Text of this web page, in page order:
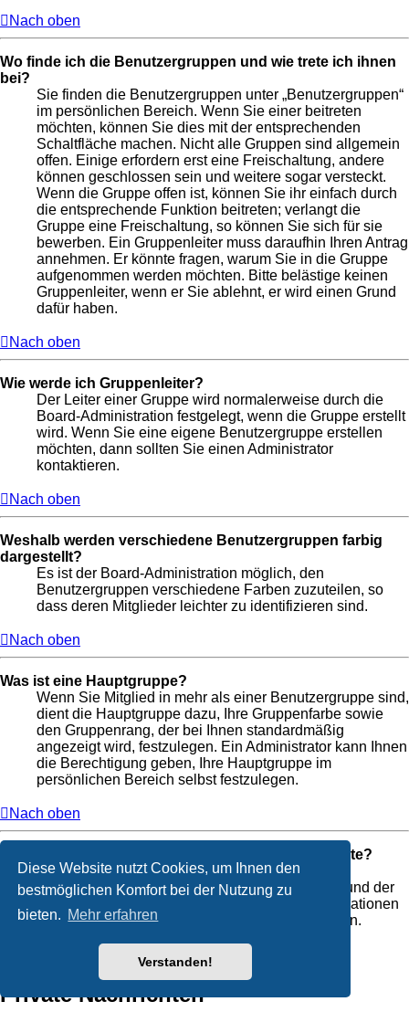
Diese Website nutzt Cookies, um Ihnen den
bestmöglichen Komfort bei der Nutzung zu
bieten. Mehr erfahren
Verstanden!
Nach oben
Wo finde ich die Benutzergruppen und wie trete ich ihnen
bei?
Sie finden die Benutzergruppen unter „Benutzergruppen“
im persönlichen Bereich. Wenn Sie einer beitreten
möchten, können Sie dies mit der entsprechenden
Schaltfläche machen. Nicht alle Gruppen sind allgemein
offen. Einige erfordern erst eine Freischaltung, andere
können geschlossen sein und weitere sogar versteckt.
Wenn die Gruppe offen ist, können Sie ihr einfach durch
die entsprechende Funktion beitreten; verlangt die
Gruppe eine Freischaltung, so können Sie sich für sie
bewerben. Ein Gruppenleiter muss daraufhin Ihren Antrag
annehmen. Er könnte fragen, warum Sie in die Gruppe
aufgenommen werden möchten. Bitte belästige keinen
Gruppenleiter, wenn er Sie ablehnt, er wird einen Grund
dafür haben.
Nach oben
Wie werde ich Gruppenleiter?
Der Leiter einer Gruppe wird normalerweise durch die
Board-Administration festgelegt, wenn die Gruppe erstellt
wird. Wenn Sie eine eigene Benutzergruppe erstellen
möchten, dann sollten Sie einen Administrator
kontaktieren.
Nach oben
Weshalb werden verschiedene Benutzergruppen farbig
dargestellt?
Es ist der Board-Administration möglich, den
Benutzergruppen verschiedene Farben zuzuteilen, so
dass deren Mitglieder leichter zu identifizieren sind.
Nach oben
Was ist eine Hauptgruppe?
Wenn Sie Mitglied in mehr als einer Benutzergruppe sind,
dient die Hauptgruppe dazu, Ihre Gruppenfarbe sowie
den Gruppenrang, der bei Ihnen standardmäßig
angezeigt wird, festzulegen. Ein Administrator kann Ihnen
die Berechtigung geben, Ihre Hauptgruppe im
persönlichen Bereich selbst festzulegen.
Nach oben
Was bedeutet der „Das Team“-Link auf der Startseite?
Auf dieser Seite finden Sie eine Auflistung des
Forenteams, einschließlich der Administratoren und der
Moderatoren. Sie finden hier auch weitere Informationen
wie die Foren, die diese im Einzelnen moderieren.
Private Nachrichten